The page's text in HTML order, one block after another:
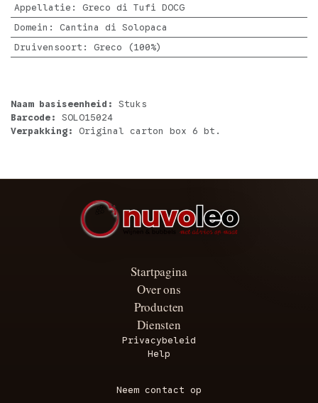
Appellatie : Greco di Tufi DOCG
Domein : Cantina di Solopaca
Druivensoort : Greco (100%)
Naam basiseenheid: Stuks
Barcode: SOLO15024
Verpakking: Original carton box 6 bt.
Startpagina
Over ons
Producten
Diensten
Privacybeleid
Help
Neem contact op